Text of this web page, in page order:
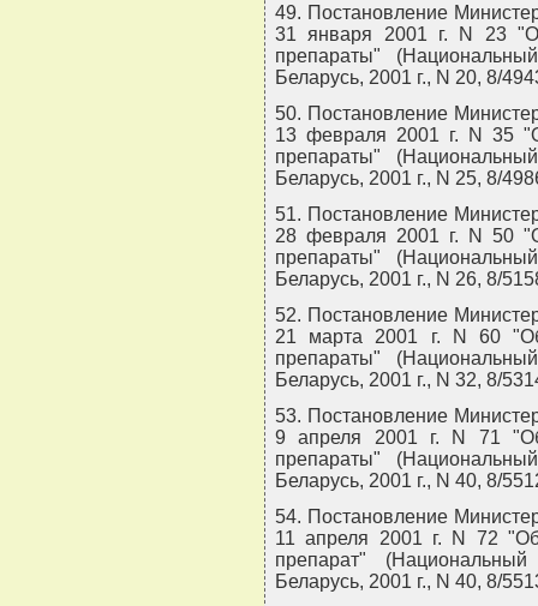
49. Постановление
31 января 2001 г. N 23
препараты"
Беларусь, 2001 г., N 20, 8/
50. Постановление
13 февраля 2001 г. N 35
препараты"
Беларусь, 2001 г., N 25, 8/
51. Постановление
28 февраля 2001 г. N 50
препараты"
Беларусь, 2001 г., N 26, 8/
52. Постановление
21 марта 2001 г. N 60
препараты"
Беларусь, 2001 г., N 32, 8/
53. Постановление
9 апреля 2001 г. N 71
препараты"
Беларусь, 2001 г., N 40, 8/
54. Постановление
11 апреля 2001 г. N 72
препарат"
Беларусь, 2001 г., N 40, 8/